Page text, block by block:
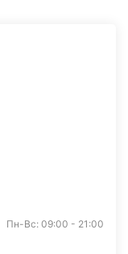
Пн-Вс: 09:00 - 21:00